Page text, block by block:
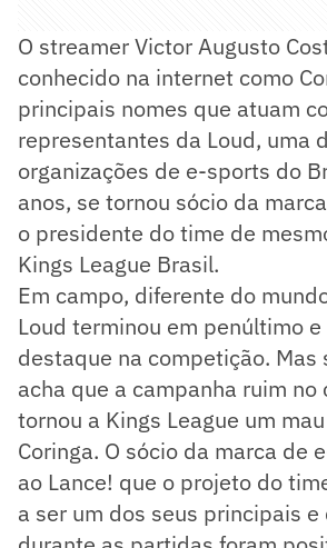
O streamer Victor Augusto
conhecido na internet como
principais nomes que atuam
representantes da Loud, uma
organizações de e-sports do
anos, se tornou sócio da
o presidente do time de
Kings League Brasil.
Em campo, diferente do
Loud terminou em penúltimo
destaque na competição. Mas
acha que a campanha ruim no
tornou a Kings League um
Coringa. O sócio da marca de
ao Lance! que o projeto do
a ser um dos seus principais